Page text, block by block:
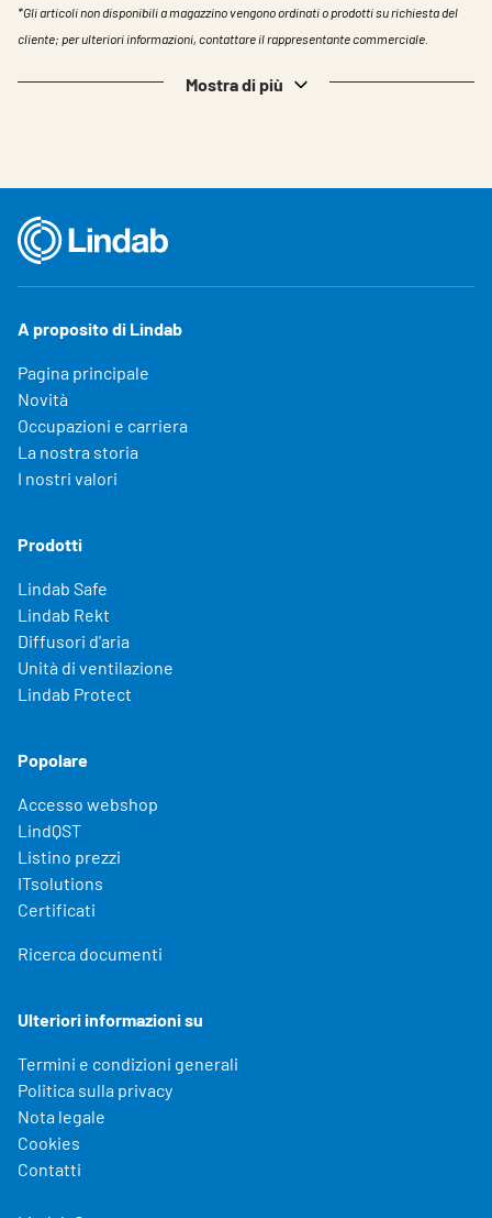
*Gli articoli non disponibili a magazzino vengono ordinati o prodotti su richiesta del
cliente; per ulteriori informazioni, contattare il rappresentante commerciale.
Mostra di più
A proposito di Lindab
Pagina principale
Novità
Occupazioni e carriera
La nostra storia
I nostri valori
Prodotti
Lindab Safe
Lindab Rekt
Diffusori d'aria
Unità di ventilazione
Lindab Protect
Popolare
Accesso webshop
LindQST
Listino prezzi
ITsolutions
Certificati
Ricerca documenti
Ulteriori informazioni su
Termini e condizioni generali
Politica sulla privacy
Nota legale
Cookies
Contatti